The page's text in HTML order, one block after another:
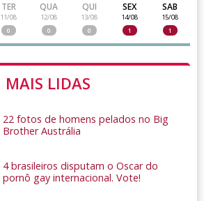
TER
11/08
0
QUA
12/08
0
QUI
13/08
0
SEX
14/08
1
SAB
15/08
1
MAIS LIDAS
22 fotos de homens pelados no Big
Brother Austrália
4 brasileiros disputam o Oscar do
pornô gay internacional. Vote!